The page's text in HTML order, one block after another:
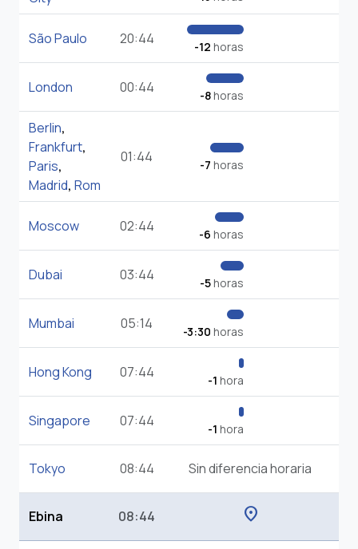
São Paulo 20:44 -12 horas
London 00:44 -8horas
Berlin,
Frankfurt,
Paris,
Madrid, Rom
01:44 -7 horas
Moscow 02:44 -6 horas
Dubai 03:44 -5horas
Mumbai 05:14 -3:30 horas
Hong Kong 07:44 -1 hora
Singapore 07:44 -1 hora
Tokyo 08:44 Sin diferencia horaria
Ebina 08:44 location_on